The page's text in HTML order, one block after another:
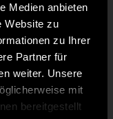
Medien anbieten
Website zu
zu Ihrer
Partner für
weiter. Unsere
mit
bereitgestellt